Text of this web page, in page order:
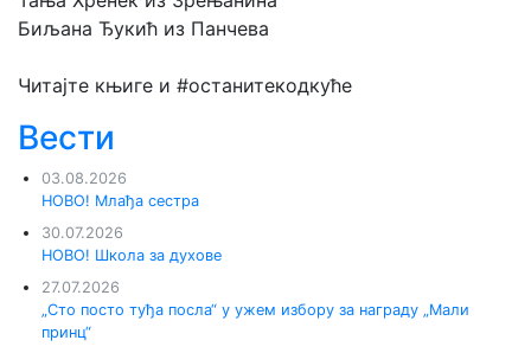
Биљана Ђукић из Панчева
Читајте књиге и #останитекодкуће
Вести
03.08.2026
НОВО! Млађа сестра
30.07.2026
НОВО! Школа за духове
27.07.2026
„Сто посто туђа посла“ у ужем избору за награду „Мали
принц“